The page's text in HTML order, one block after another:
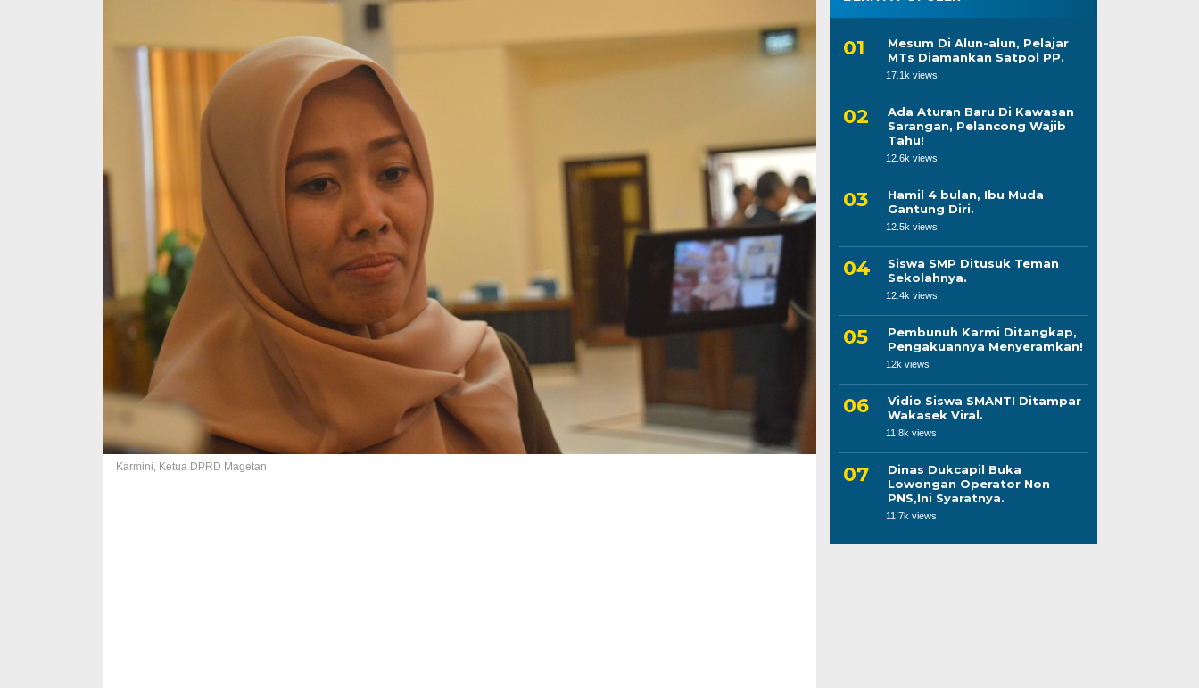
Karmini, Ketua DPRD Magetan
Mesum Di Alun-alun, Pelajar
MTs Diamankan Satpol PP.
17.1k views
Ada Aturan Baru Di Kawasan
Sarangan, Pelancong Wajib
Tahu!
12.6k views
Hamil 4 bulan, Ibu Muda
Gantung Diri.
12.5k views
Siswa SMP Ditusuk Teman
Sekolahnya.
12.4k views
Pembunuh Karmi Ditangkap,
Pengakuannya Menyeramkan!
12k views
Vidio Siswa SMANTI Ditampar
Wakasek Viral.
11.8k views
Dinas Dukcapil Buka
Lowongan Operator Non
PNS,Ini Syaratnya.
11.7k views